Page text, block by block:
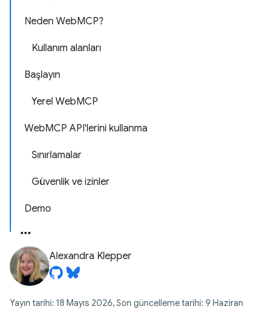
Neden WebMCP?
Kullanım alanları
Başlayın
Yerel WebMCP
WebMCP API'lerini kullanma
Sınırlamalar
Güvenlik ve izinler
Demo
Alexandra Klepper
Yayın tarihi: 18 Mayıs 2026, Son güncelleme tarihi: 9 Haziran